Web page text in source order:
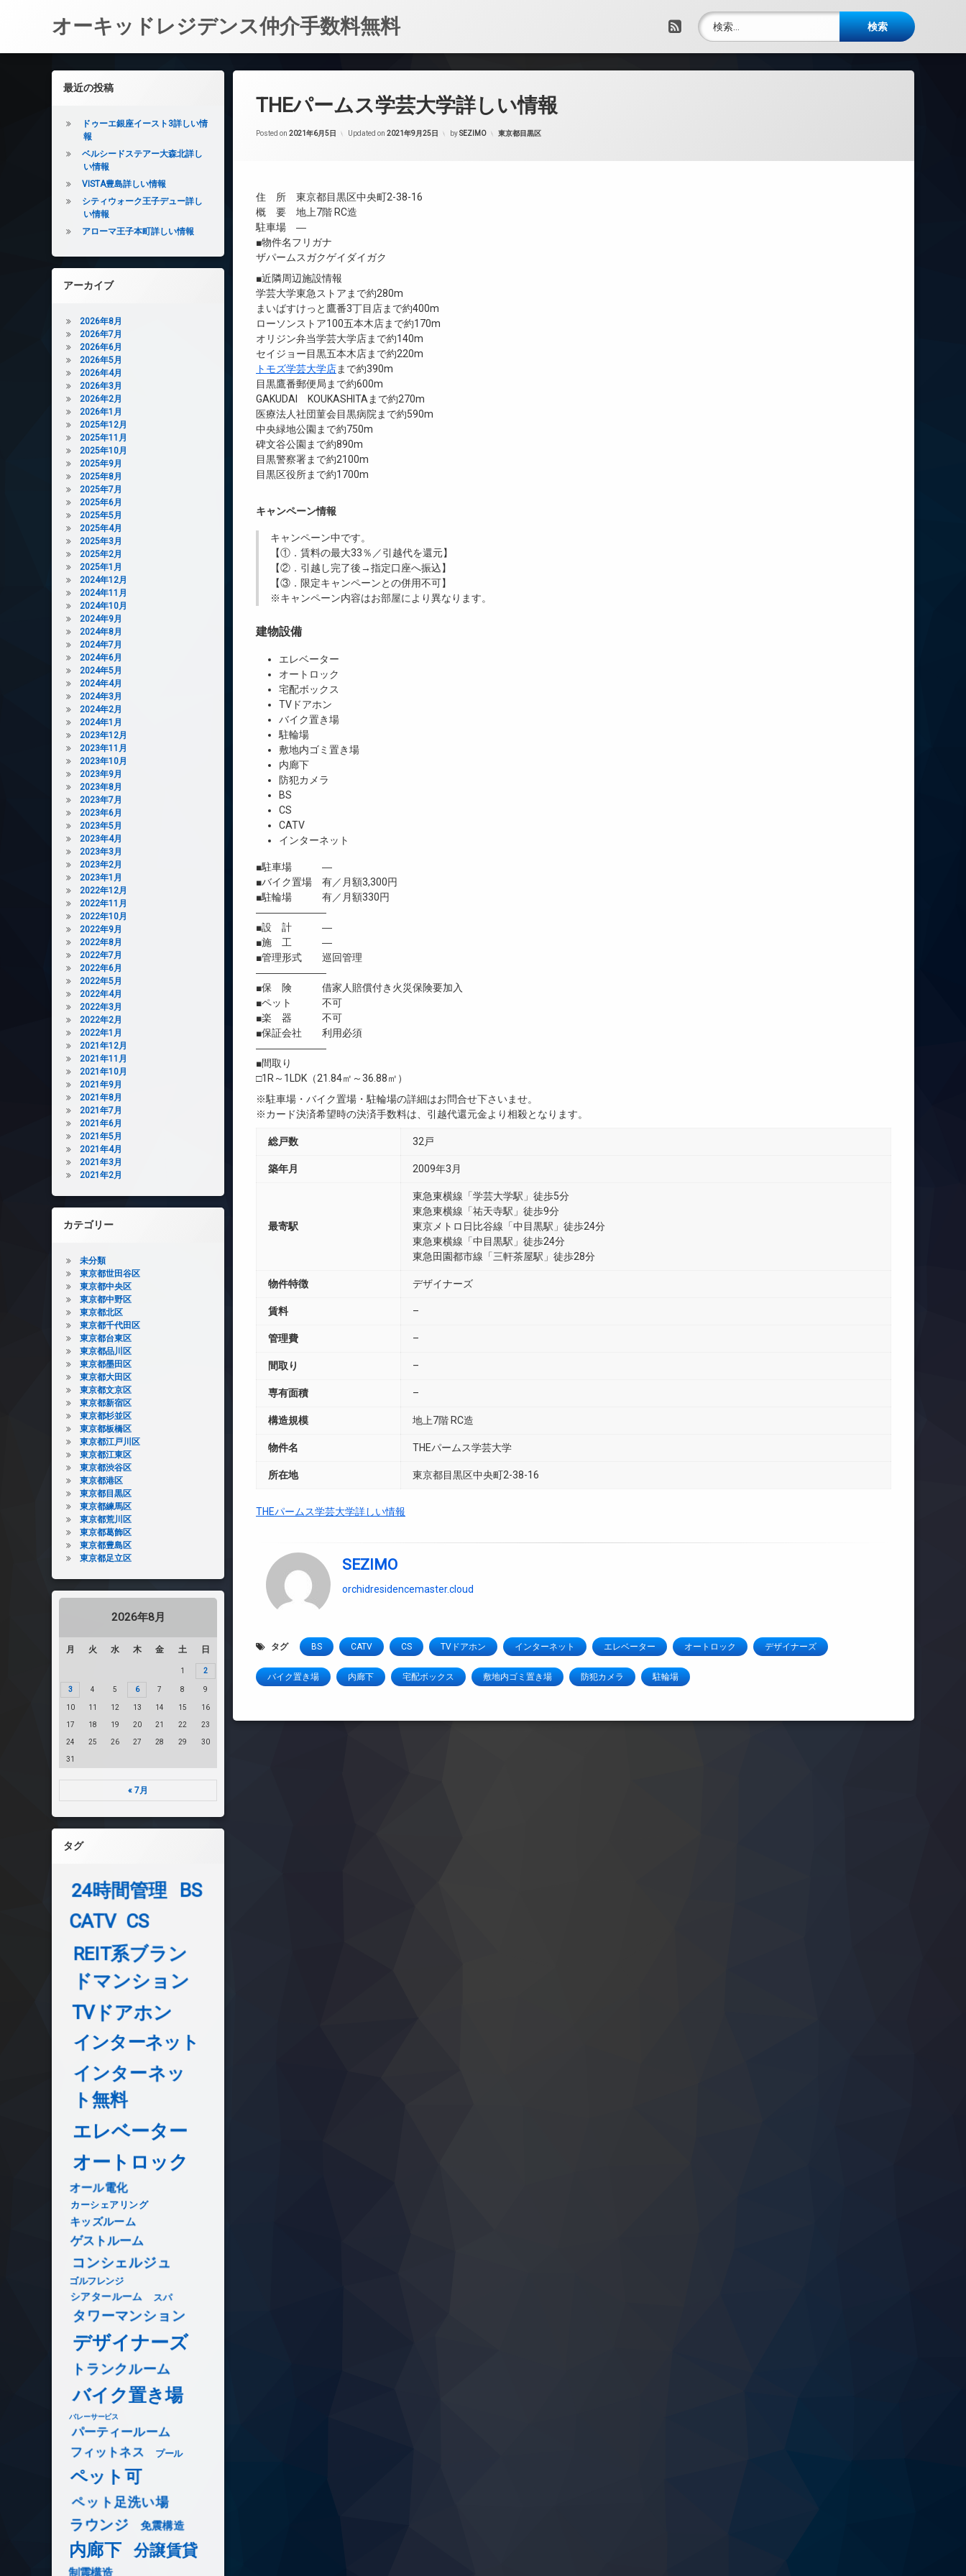
オーキッドレジデンス仲介手数料無料 RSS
検索:
THEパームス学芸大学詳しい情報
Posted on 2021年6月5日 Updated on 2021年9月25日 bySEZIMO カテゴリー:
東京都目黒区
住 所 東京都目黒区中央町2-38-16
概 要 地上7階 RC造
駐車場 ―
■物件名フリガナ
ザパームスガクゲイダイガク
■近隣周辺施設情報
学芸大学東急ストアまで約280m
まいばすけっと鷹番3丁目店まで約400m
ローソンストア100五本木店まで約170m
オリジン弁当学芸大学店まで約140m
セイジョー目黒五本木店まで約220m
トモズ学芸大学店まで約390m
目黒鷹番郵便局まで約600m
GAKUDAI KOUKASHITAまで約270m
医療法人社団菫会目黒病院まで約590m
中央緑地公園まで約750m
碑文谷公園まで約890m
目黒警察署まで約2100m
目黒区役所まで約1700m
キャンペーン情報
キャンペーン中です。
【①．賃料の最大33％／引越代を還元】
【②．引越し完了後→指定口座へ振込】
【③．限定キャンペーンとの併用不可】
※キャンペーン内容はお部屋により異なります。
建物設備
エレベーター
オートロック
宅配ボックス
TVドアホン
バイク置き場
駐輪場
敷地内ゴミ置き場
内廊下
防犯カメラ
BS
CS
CATV
インターネット
■駐車場 ―
■バイク置場 有／月額3,300円
■駐輪場 有／月額330円
―――――――
■設 計 ―
■施 工 ―
■管理形式 巡回管理
―――――――
■保 険 借家人賠償付き火災保険要加入
■ペット 不可
■楽 器 不可
■保証会社 利用必須
―――――――
■間取り
□1R～1LDK（21.84㎡～36.88㎡）
※駐車場・バイク置場・駐輪場の詳細はお問合せ下さいませ。
※カード決済希望時の決済手数料は、引越代還元金より相殺となります。
総戸数 32戸
築年月 2009年3月
最寄駅
東急東横線「学芸大学駅」徒歩5分
東急東横線「祐天寺駅」徒歩9分
東京メトロ日比谷線「中目黒駅」徒歩24分
東急東横線「中目黒駅」徒歩24分
東急田園都市線「三軒茶屋駅」徒歩28分
物件特徴 デザイナーズ
賃料 –
管理費 –
間取り –
専有面積 –
構造規模 地上7階 RC造
物件名 THEパームス学芸大学
所在地 東京都目黒区中央町2-38-16
THEパームス学芸大学詳しい情報
SEZIMO
orchidresidencemaster.cloud
タグ BS CATV CS TVドアホン インターネット エレベーター オートロック デザイナーズ
バイク置き場 内廊下 宅配ボックス 敷地内ゴミ置き場 防犯カメラ 駐輪場
左サイドバー
最近の投稿
ドゥーエ銀座イースト3詳しい情
報
ベルシードステアー大森北詳し
い情報
VISTA豊島詳しい情報
シティウォーク王子デュー詳し
い情報
アローマ王子本町詳しい情報
アーカイブ
2026年8月
2026年7月
2026年6月
2026年5月
2026年4月
2026年3月
2026年2月
2026年1月
2025年12月
2025年11月
2025年10月
2025年9月
2025年8月
2025年7月
2025年6月
2025年5月
2025年4月
2025年3月
2025年2月
2025年1月
2024年12月
2024年11月
2024年10月
2024年9月
2024年8月
2024年7月
2024年6月
2024年5月
2024年4月
2024年3月
2024年2月
2024年1月
2023年12月
2023年11月
2023年10月
2023年9月
2023年8月
2023年7月
2023年6月
2023年5月
2023年4月
2023年3月
2023年2月
2023年1月
2022年12月
2022年11月
2022年10月
2022年9月
2022年8月
2022年7月
2022年6月
2022年5月
2022年4月
2022年3月
2022年2月
2022年1月
2021年12月
2021年11月
2021年10月
2021年9月
2021年8月
2021年7月
2021年6月
2021年5月
2021年4月
2021年3月
2021年2月
カテゴリー
未分類
東京都世田谷区
東京都中央区
東京都中野区
東京都北区
東京都千代田区
東京都台東区
東京都品川区
東京都墨田区
東京都大田区
東京都文京区
東京都新宿区
東京都杉並区
東京都板橋区
東京都江戸川区
東京都江東区
東京都渋谷区
東京都港区
東京都目黒区
東京都練馬区
東京都荒川区
東京都葛飾区
東京都豊島区
東京都足立区
2026年8月
月 火 水 木 金 土 日
1 2
3 4 5 6 7 8 9
10 11 12 13 14 15 16
17 18 19 20 21 22 23
24 25 26 27 28 29 30
31
« 7月
タグ
24時間管理
BS
CATV CS
REIT系ブラン
ドマンション
TVドアホン
インターネット
インターネッ
ト無料
エレベーター
オートロック
オール電化
カーシェアリング
キッズルーム
ゲストルーム
コンシェルジュ
ゴルフレンジ
シアタールーム スパ
タワーマンション
デザイナーズ
トランクルーム
バイク置き場
バレーサービス
パーティールーム
フィットネス プール
ペット可
ペット足洗い場
ラウンジ 免震構造
内廊下 分譲賃貸
制震構造